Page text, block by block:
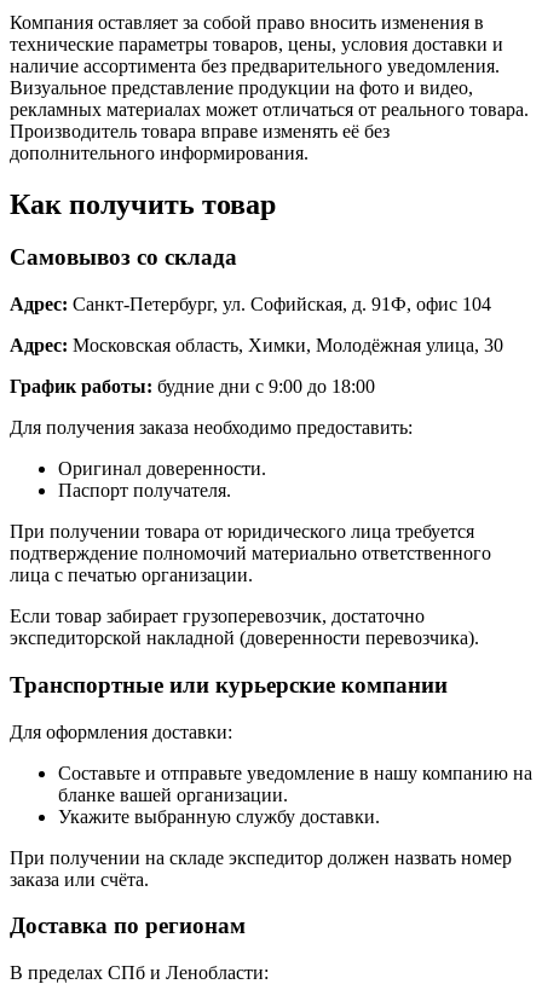
Компания оставляет за собой право вносить изменения в
технические параметры товаров, цены, условия доставки и
наличие ассортимента без предварительного уведомления.
Визуальное представление продукции на фото и видео,
рекламных материалах может отличаться от реального товара.
Производитель товара вправе изменять её без
дополнительного информирования.
Как получить товар
Самовывоз со склада
Адрес: Санкт-Петербург, ул. Софийская, д. 91Ф, офис 104
Адрес: Московская область, Химки, Молодёжная улица, 30
График работы: будние дни с 9:00 до 18:00
Для получения заказа необходимо предоставить:
Оригинал доверенности.
Паспорт получателя.
При получении товара от юридического лица требуется
подтверждение полномочий материально ответственного
лица с печатью организации.
Если товар забирает грузоперевозчик, достаточно
экспедиторской накладной (доверенности перевозчика).
Транспортные или курьерские компании
Для оформления доставки:
Составьте и отправьте уведомление в нашу компанию на
бланке вашей организации.
Укажите выбранную службу доставки.
При получении на складе экспедитор должен назвать номер
заказа или счёта.
Доставка по регионам
В пределах СПб и Ленобласти: